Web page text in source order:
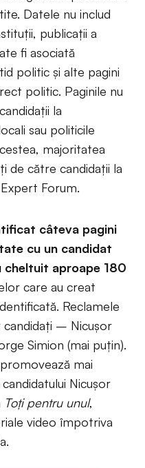
Datele nu includ
publicații a
fi asociată
politic și alte pagini
politic. Paginile nu
la
sau politicile
majoritatea
de către candidații la
Forum.
câteva pagini
cu un candidat
cheltuit aproape 180
care au creat
Reclamele
– Nicușor
Simion (mai puțin).
mai
Nicușor
Toți pentru unul,
video împotriva